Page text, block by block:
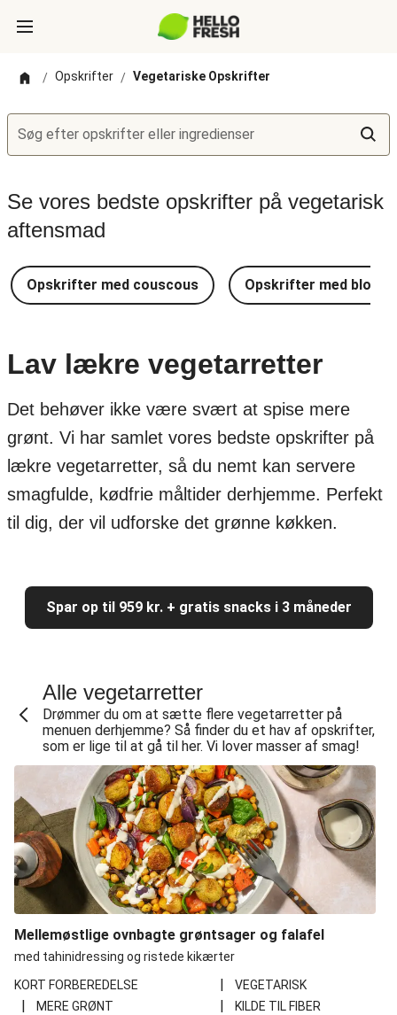
/ Opskrifter / Vegetariske Opskrifter
Søg efter opskrifter eller ingredienser
Se vores bedste opskrifter på vegetarisk
aftensmad
Opskrifter med couscous Opskrifter med
Lav lækre vegetarretter
Det behøver ikke være svært at spise mere
grønt. Vi har samlet vores bedste opskrifter på
lækre vegetarretter, så du nemt kan servere
smagfulde, kødfrie måltider derhjemme. Perfekt
til dig, der vil udforske det grønne køkken.
Spar op til 959 kr. + gratis snacks i 3 måneder
Alle vegetarretter
Drømmer du om at sætte flere vegetarretter på
menuen derhjemme? Så finder du et hav af opskrifter,
som er lige til at gå til her. Vi lover masser af smag!
Mellemøstlige ovnbagte grøntsager og falafel
med tahinidressing og ristede kikærter
KORT FORBEREDELSE
| VEGETARISK
| MERE GRØNT |
KILDE TIL FIBER